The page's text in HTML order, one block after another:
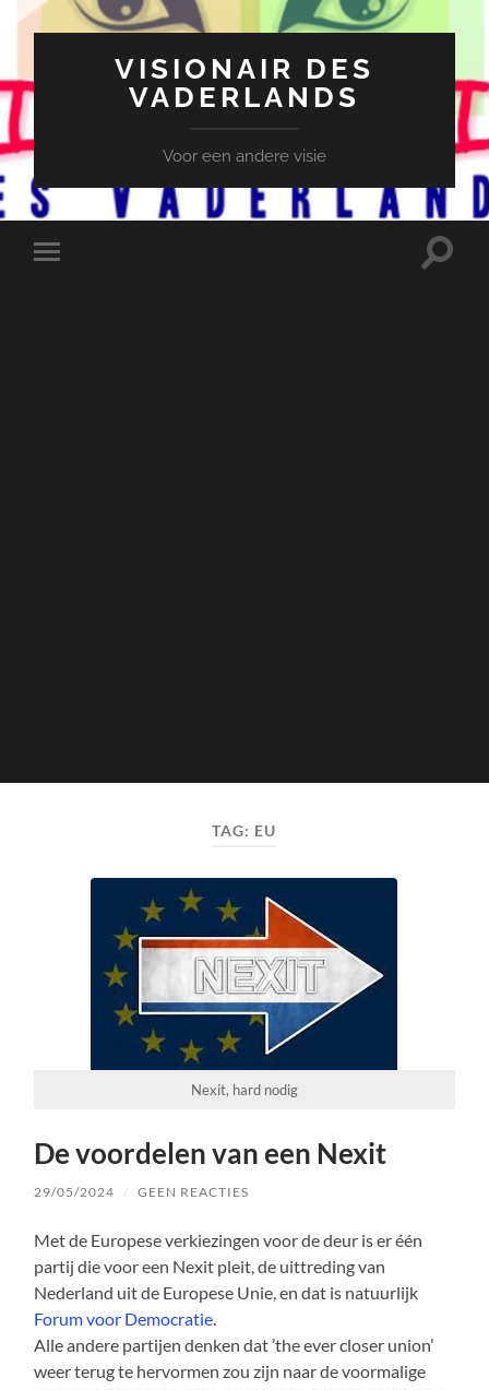
VISIONAIR DES
VADERLANDS
Voor een andere visie
Toggle
Toggle
TAG: EU
Nexit, hard nodig
De voordelen van een Nexit
29/05/2024 / GEEN REACTIES
Met de Europese verkiezingen voor de deur is er één
partij die voor een Nexit pleit, de uittreding van
Nederland uit de Europese Unie, en dat is natuurlijk
Forum voor Democratie.
Alle andere partijen denken dat ’the ever closer union’
weer terug te hervormen zou zijn naar de voormalige